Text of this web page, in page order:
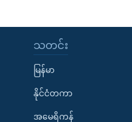
သတင်း
မြန်မာ
နိုင်ငံတကာ
အမေရိကန်